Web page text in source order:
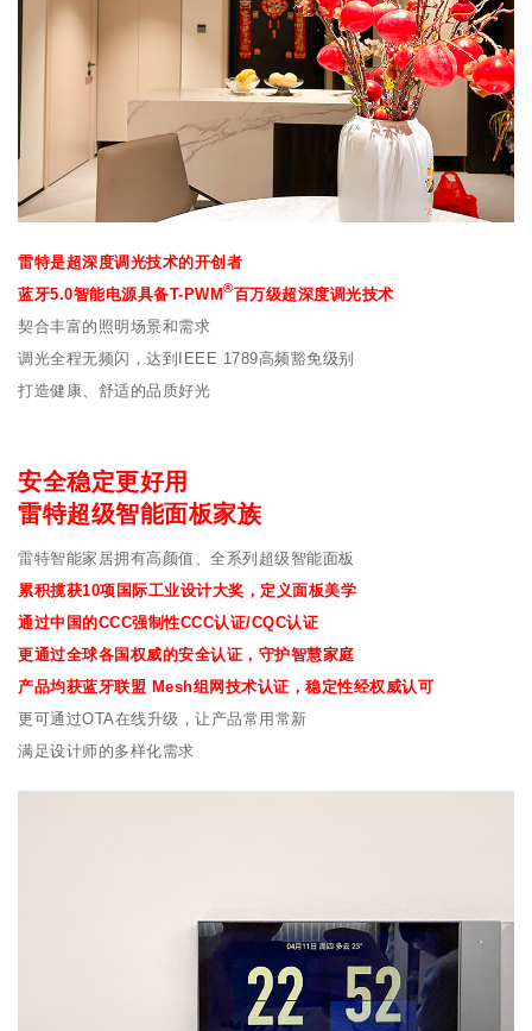
雷特是超深度调光技术的开创者
蓝牙5.0智能电源具备T-PWM®百万级超深度调光技术
契合丰富的照明场景和需求
调光全程无频闪，达到IEEE 1789高频豁免级别
打造健康、舒适的品质好光
安全稳定更好用
雷特超级智能面板家族
雷特智能家居拥有高颜值、全系列超级智能面板
累积揽获10项国际工业设计大奖，定义面板美学
通过中国的CCC强制性CCC认证/CQC认证
更通过全球各国权威的安全认证，守护智慧家庭
产品均获蓝牙联盟 Mesh组网技术认证，稳定性经权威认可
更可通过OTA在线升级，让产品常用常新
满足设计师的多样化需求